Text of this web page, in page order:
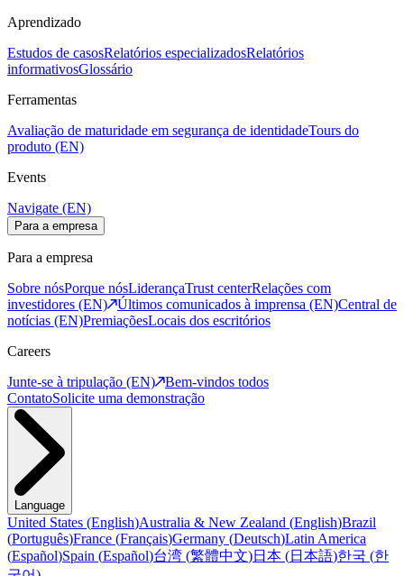
Aprendizado
Estudos de casosRelatórios especializadosRelatórios
informativosGlossário
Ferramentas
Avaliação de maturidade em segurança de identidadeTours do
produto (EN)
Events
Navigate (EN)
Para a empresa
Para a empresa
Sobre nósPorque nósLiderançaTrust centerRelações com
investidores (EN)
Últimos comunicados à imprensa (EN)Central de
notícias (EN)PremiaçõesLocais dos escritórios
Careers
Junte-se à tripulação (EN)
Bem-vindos todos
ContatoSolicite uma demonstração
Language
United States (English)Australia & New Zealand (English)Brazil
(Português)France (Français)Germany (Deutsch)Latin America
(Español)Spain (Español)台湾 (繁體中文)日本 (日本語)한국 (한